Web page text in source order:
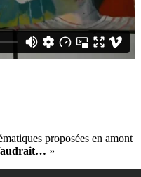
proposées en amont
»